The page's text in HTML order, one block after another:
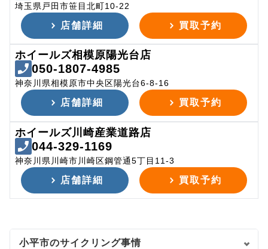
埼玉県戸田市笹目北町10-22
店舗詳細 買取予約
ホイールズ相模原陽光台店
050-1807-4985
神奈川県相模原市中央区陽光台6-8-16
店舗詳細 買取予約
ホイールズ川崎産業道路店
044-329-1169
神奈川県川崎市川崎区鋼管通5丁目11-3
店舗詳細 買取予約
小平市のサイクリング事情